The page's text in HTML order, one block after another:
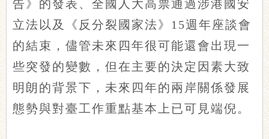
告》的發表、全國人大高票通過涉港國安
立法以及《反分裂國家法》15週年座談會
的結束，儘管未來四年很可能還會出現一
些突發的變數，但在主要的決定因素大致
明朗的背景下，未來四年的兩岸關係發展
態勢與對臺工作重點基本上已可見端倪。